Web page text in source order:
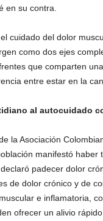
en su contra.
cuidado del dolor
como dos ejes
que comparten
entre estar en la
al autocuidado
la Asociación
manifestó
padecer dolor
de dolor crónico y de
e inflamatoria,
ofrecer un alivio